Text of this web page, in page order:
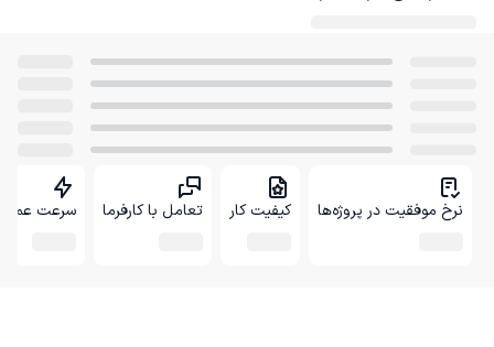
نرخ موفقیت در پروژه‌ها کیفیت کار تعامل با کارفرما سرعت عمل